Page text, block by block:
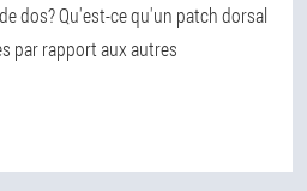
dos? Qu'est-ce qu'un patch dorsal
par rapport aux autres